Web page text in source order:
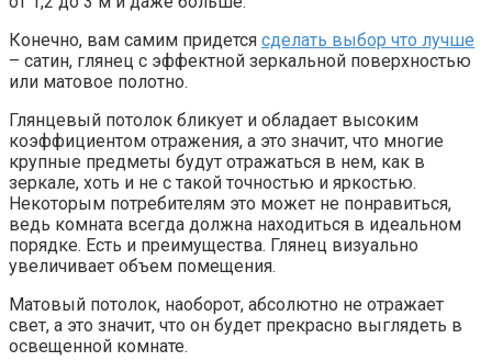
Конечно, вам самим придется сделать выбор что лучше
– сатин, глянец с эффектной зеркальной поверхностью
или матовое полотно.
Глянцевый потолок бликует и обладает высоким
коэффициентом отражения, а это значит, что многие
крупные предметы будут отражаться в нем, как в
зеркале, хоть и не с такой точностью и яркостью.
Некоторым потребителям это может не понравиться,
ведь комната всегда должна находиться в идеальном
порядке. Есть и преимущества. Глянец визуально
увеличивает объем помещения.
Матовый потолок, наоборот, абсолютно не отражает
свет, а это значит, что он будет прекрасно выглядеть в
освещенной комнате.